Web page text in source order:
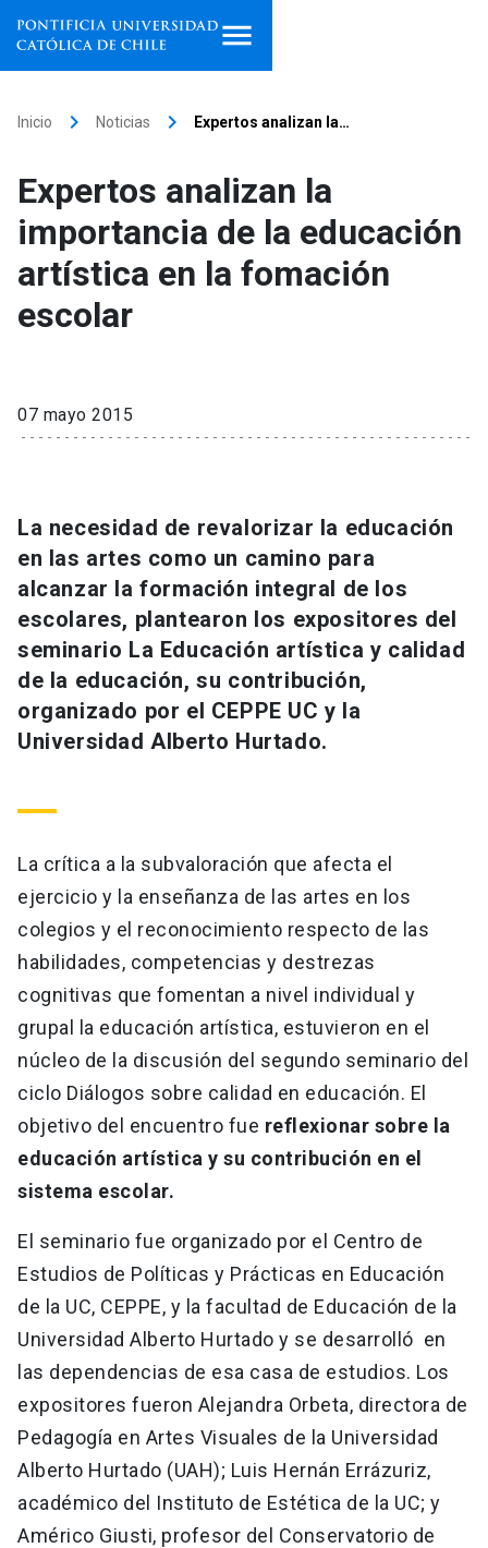
Facultades, escuelas e
institutos
Investigación
Información para keyboard_arrow_down
Futuros estudiantes
Estudiantes
Académicos
Vecinos launch
Go to english site launch
ACCESOS DIRECTOS
Admisión launch
Correo UC
Mi Portal UC launch
Medios Biblioteca launch
Donaciones launch
Inicio keyboard_arrow_right Noticias keyboard_arrow_right Expertos analizan la…
Expertos analizan la
importancia de la educación
artística en la fomación
escolar
07 mayo 2015
La necesidad de revalorizar la educación
en las artes como un camino para
alcanzar la formación integral de los
escolares, plantearon los expositores del
seminario La Educación artística y calidad
de la educación, su contribución,
organizado por el CEPPE UC y la
Universidad Alberto Hurtado.
La crítica a la subvaloración que afecta el
ejercicio y la enseñanza de las artes en los
colegios y el reconocimiento respecto de las
habilidades, competencias y destrezas
cognitivas que fomentan a nivel individual y
grupal la educación artística, estuvieron en el
núcleo de la discusión del segundo seminario del
ciclo Diálogos sobre calidad en educación. El
objetivo del encuentro fue reflexionar sobre la
educación artística y su contribución en el
sistema escolar.
El seminario fue organizado por el Centro de
Estudios de Políticas y Prácticas en Educación
de la UC, CEPPE, y la facultad de Educación de la
Universidad Alberto Hurtado y se desarrolló en
las dependencias de esa casa de estudios. Los
expositores fueron Alejandra Orbeta, directora de
Pedagogía en Artes Visuales de la Universidad
Alberto Hurtado (UAH); Luis Hernán Errázuriz,
académico del Instituto de Estética de la UC; y
Américo Giusti, profesor del Conservatorio de